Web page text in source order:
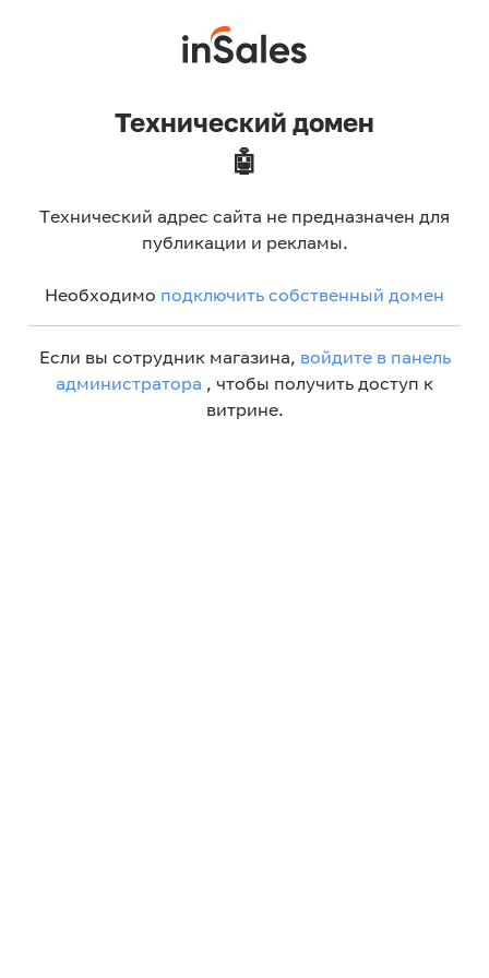
Технический домен
🤖
Технический адрес сайта не предназначен для
публикации и рекламы.
Необходимо подключить собственный домен
Если вы сотрудник магазина, войдите в панель
администратора , чтобы получить доступ к
витрине.